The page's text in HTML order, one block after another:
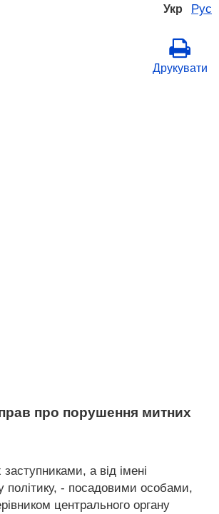
Укр Рус
Друкувати
про порушення митних
а від імені
політику, - посадовими особами,
центрального органу